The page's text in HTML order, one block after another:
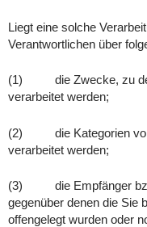
Liegt eine solche
Verantwortlichen über
(1) die Zwecke, zu
verarbeitet werden;
(2) die Kategorien von
verarbeitet werden;
(3) die Empfänger
gegenüber denen die Sie
offengelegt wurden oder